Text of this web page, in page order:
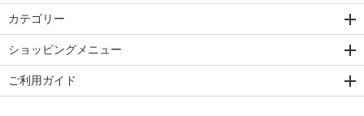
カテゴリー
ショッピングメニュー
ご利用ガイド